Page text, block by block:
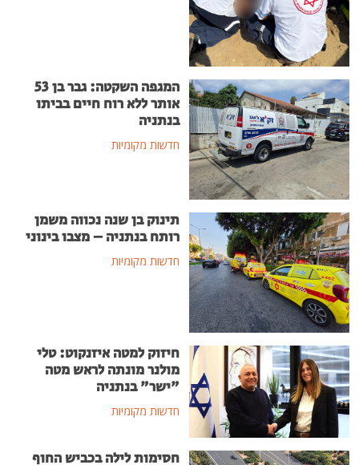
המגפה השקטה: גבר בן 53
אותר ללא רוח חיים בביתו
בנתניה
חדשות מקומיות
תינוק בן שנה נכווה משמן
רותח בנתניה – מצבו בינוני
חדשות מקומיות
חיזוק למטה איזנקוט: טלי
מולנר מונתה לראש מטה
"ישר" בנתניה
חדשות מקומיות
חסימות לילה בכביש החוף